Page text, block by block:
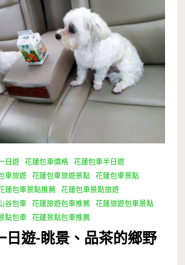
日遊 花蓮包車價格
花蓮包車半日遊
車旅遊 花蓮包車旅遊景點
花蓮包車景點
蓮包車景點推薦
花蓮包車景點旅遊
谷包車 花蓮旅遊包車推薦
花蓮旅遊包車景點
點包車 花蓮景點包車推薦
日遊-眺景、品茶的鄉野